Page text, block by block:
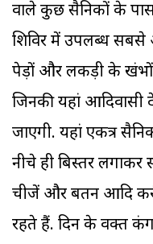
वाले कुछ सैनिकों के
शिविर में उपलब्ध
पेड़ों और लकड़ी के
जिनकी यहां
जाएगी. यहां एकत्र
नीचे ही बिस्तर
चीजें और बर्तन आदि
रहते हैं. दिन के वक्त